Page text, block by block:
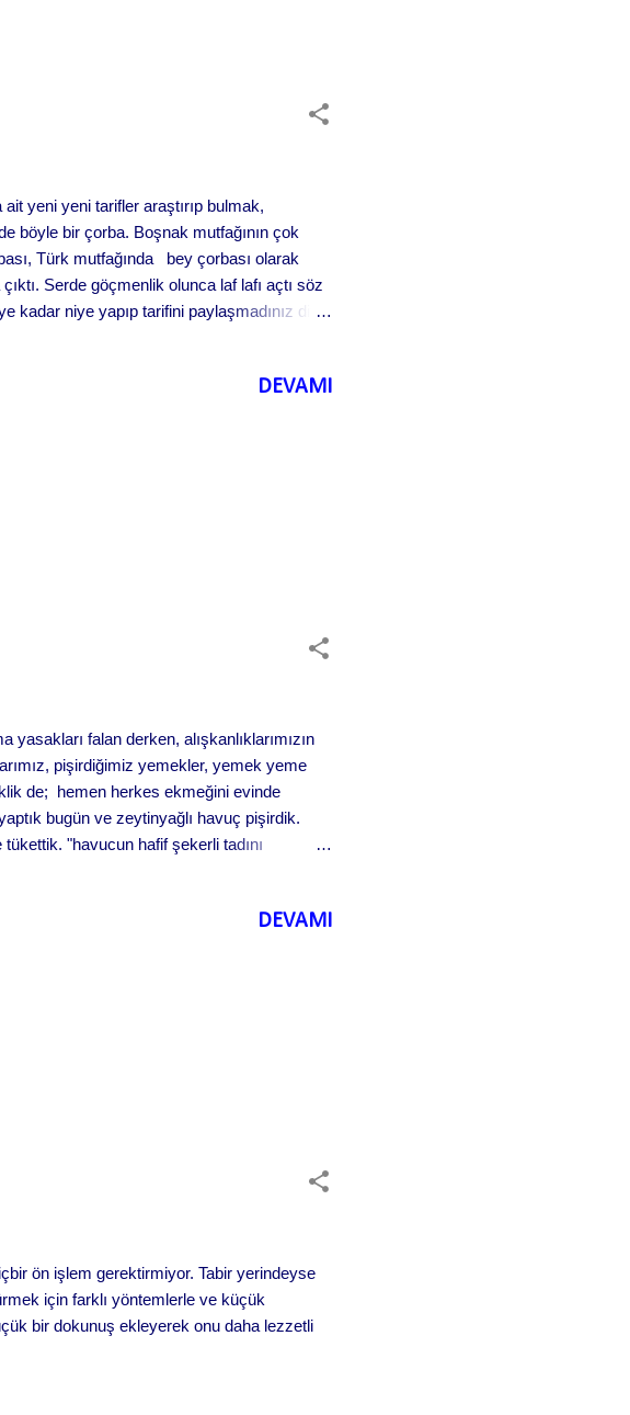
yeni yeni tarifler araştırıp bulmak,
böyle bir çorba. Boşnak mutfağının çok
Türk mutfağında bey çorbası olarak
Serde göçmenlik olunca laf lafı açtı söz
kadar niye yapıp tarifini paylaşmadınız diye
de Bosna-Hersek'in Osmanlı hakimi...
DEVAMI
falan derken, alışkanlıklarımızın
pişirdiğimiz yemekler, yemek yeme
de; hemen herkes ekmeğini evinde
bugün ve zeytinyağlı havuç pişirdik.
"havucun hafif şekerli tadını
çay bardağı sıcak su Yapılışı; Havuçları
DEVAMI
ön işlem gerektirmiyor. Tabir yerindeyse
için farklı yöntemlerle ve küçük
bir dokunuş ekleyerek onu daha lezzetli